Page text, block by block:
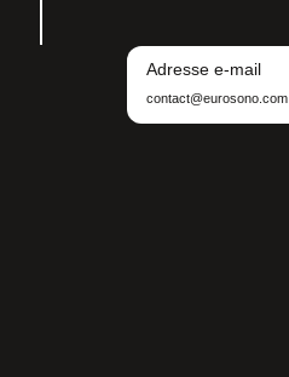
Adresse e-mail
contact@eurosono.com